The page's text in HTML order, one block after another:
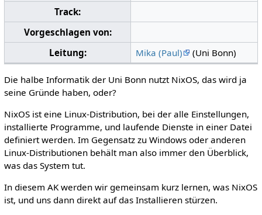
Track:
Vorgeschlagen von:
Leitung:
Mika (Paul) (Uni Bonn)
Die halbe Informatik der Uni Bonn nutzt NixOS, das wird ja
seine Gründe haben, oder?
NixOS ist eine Linux-Distribution, bei der alle Einstellungen,
installierte Programme, und laufende Dienste in einer Datei
definiert werden. Im Gegensatz zu Windows oder anderen
Linux-Distributionen behält man also immer den Überblick,
was das System tut.
In diesem AK werden wir gemeinsam kurz lernen, was NixOS
ist, und uns dann direkt auf das Installieren stürzen.